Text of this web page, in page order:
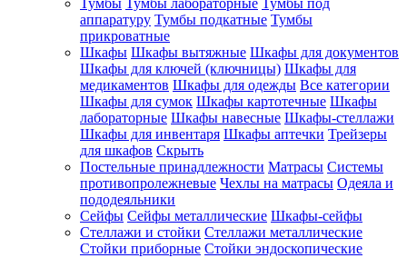
Тумбы Тумбы лабораторные Тумбы под
аппаратуру Тумбы подкатные Тумбы
прикроватные
Шкафы Шкафы вытяжные Шкафы для документов
Шкафы для ключей (ключницы) Шкафы для
медикаментов Шкафы для одежды Все категории
Шкафы для сумок Шкафы картотечные Шкафы
лабораторные Шкафы навесные Шкафы-стеллажи
Шкафы для инвентаря Шкафы аптечки Трейзеры
для шкафов Скрыть
Постельные принадлежности Матрасы Системы
противопролежневые Чехлы на матрасы Одеяла и
пододеяльники
Сейфы Сейфы металлические Шкафы-сейфы
Стеллажи и стойки Стеллажи металлические
Стойки приборные Стойки эндоскопические